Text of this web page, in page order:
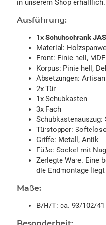
in unserem Shop erhältlich.
Ausführung:
1x Schuhschrank
Material:
Front: Pinie hell, MDF
Korpus: Pinie hell,
Absetzungen:
2x Tür
1x Schubkasten
3x Fach
Türstopper: Softclose
Griffe: Metall, Antik
Füße: Sockel mit
Zerlegte Ware. Eine
die Endmontage liegt
Maße:
B/H/T: ca. 93/102/